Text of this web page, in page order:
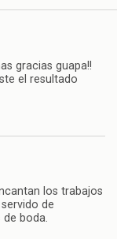
gracias guapa!!
el resultado
los trabajos
de
boda.